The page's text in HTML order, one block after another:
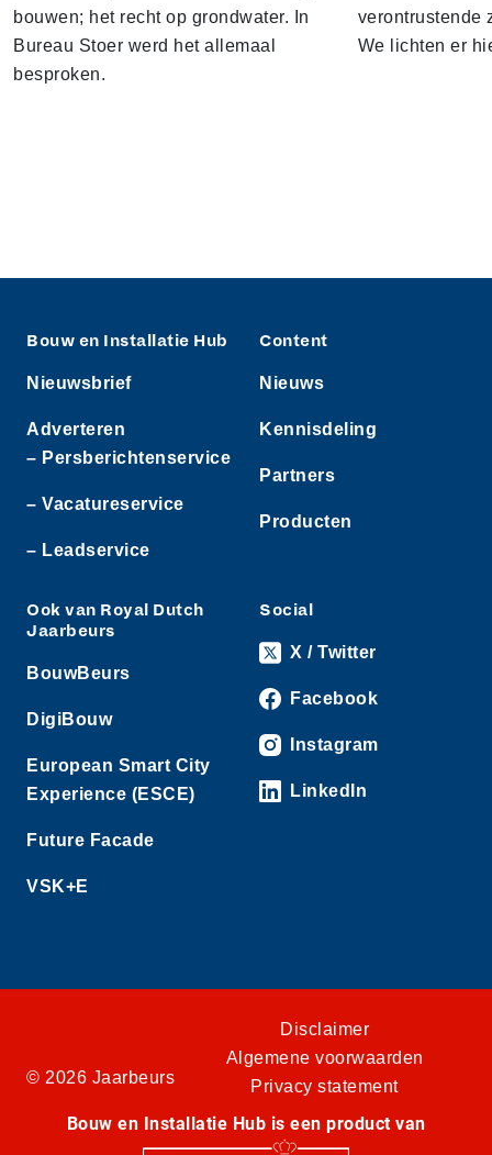
bouwen; het recht op grondwater. In
Bureau Stoer werd het allemaal
besproken.
verontrustende
We lichten er
Bouw en Installatie Hub
Nieuwsbrief
Adverteren
– Persberichtenservice
– Vacatureservice
– Leadservice
Content
Nieuws
Kennisdeling
Partners
Producten
Ook van Royal Dutch
Jaarbeurs
BouwBeurs
DigiBouw
European Smart City
Experience (ESCE)
Future Facade
VSK+E
Social
X / Twitter
Facebook
Instagram
LinkedIn
© 2026 Jaarbeurs
Disclaimer
Algemene voorwaarden
Privacy statement
Bouw en Installatie Hub is een product van